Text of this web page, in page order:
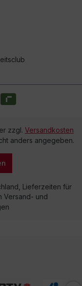
zzgl. Versandkosten
anders angegeben.
Lieferzeiten für
Versand- und